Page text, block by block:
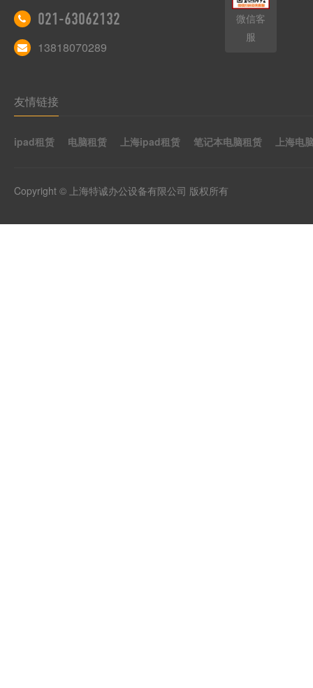
021-63062132
13818070289
微信客
服
友情链接
ipad租赁 电脑租赁 上海ipad租赁 笔记本电脑租赁 上海电
Copyright © 上海特诚办公设备有限公司 版权所有